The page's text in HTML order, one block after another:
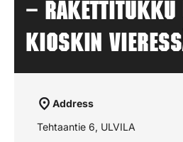
– RAKETTITUKKU
Kioskin
Address
Tehtaantie 6, ULVILA